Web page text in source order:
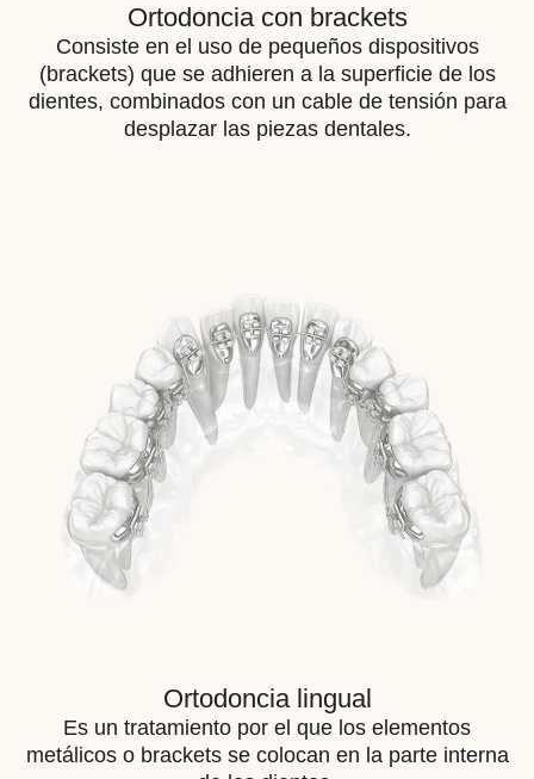
Ortodoncia con brackets
Consiste en el uso de pequeños dispositivos
(brackets) que se adhieren a la superficie de los
dientes, combinados con un cable de tensión para
desplazar las piezas dentales.
Ortodoncia lingual
Es un tratamiento por el que los elementos
metálicos o brackets se colocan en la parte interna